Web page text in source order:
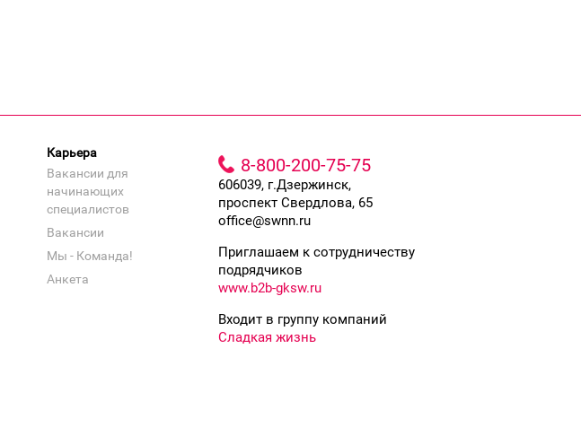
Карьера
Вакансии для
начинающих
специалистов
Вакансии
Мы - Команда!
Анкета
8-800-200-75-75
606039, г.Дзержинск,
проспект Свердлова, 65
office@swnn.ru
Приглашаем к сотрудничеству
подрядчиков
www.b2b-gksw.ru
Входит в группу компаний
Сладкая жизнь